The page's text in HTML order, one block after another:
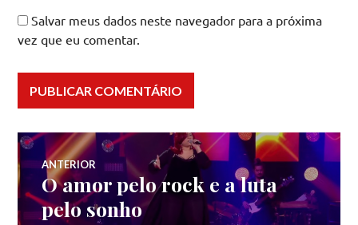
Salvar meus dados neste navegador para a próxima
vez que eu comentar.
Navegação
de
ANTERIOR
Post
anterior:
O amor pelo rock e a luta
pelo sonho